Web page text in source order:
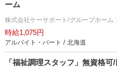
ーム
株式会社ケーサポート/グループホーム
時給1,075円
アルバイト・パート / 北海道
「福祉調理スタッフ」無資格